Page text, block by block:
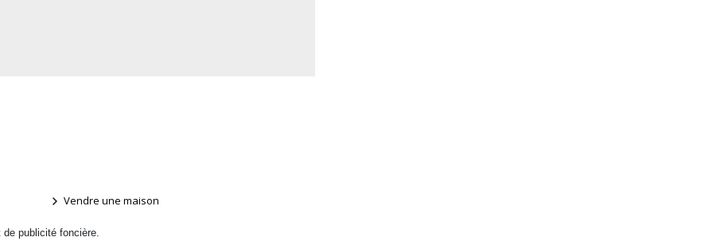
Vendre une maison
publicité foncière.